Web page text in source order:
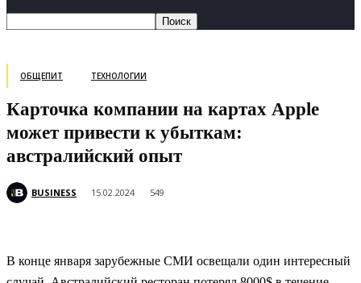
ОБЩЕПИТ ТЕХНОЛОГИИ
Карточка компании на картах Apple
может привести к убыткам:
австралийский опыт
BUSINESS 15.02.2024 549
В конце января зарубежные СМИ освещали один интересный